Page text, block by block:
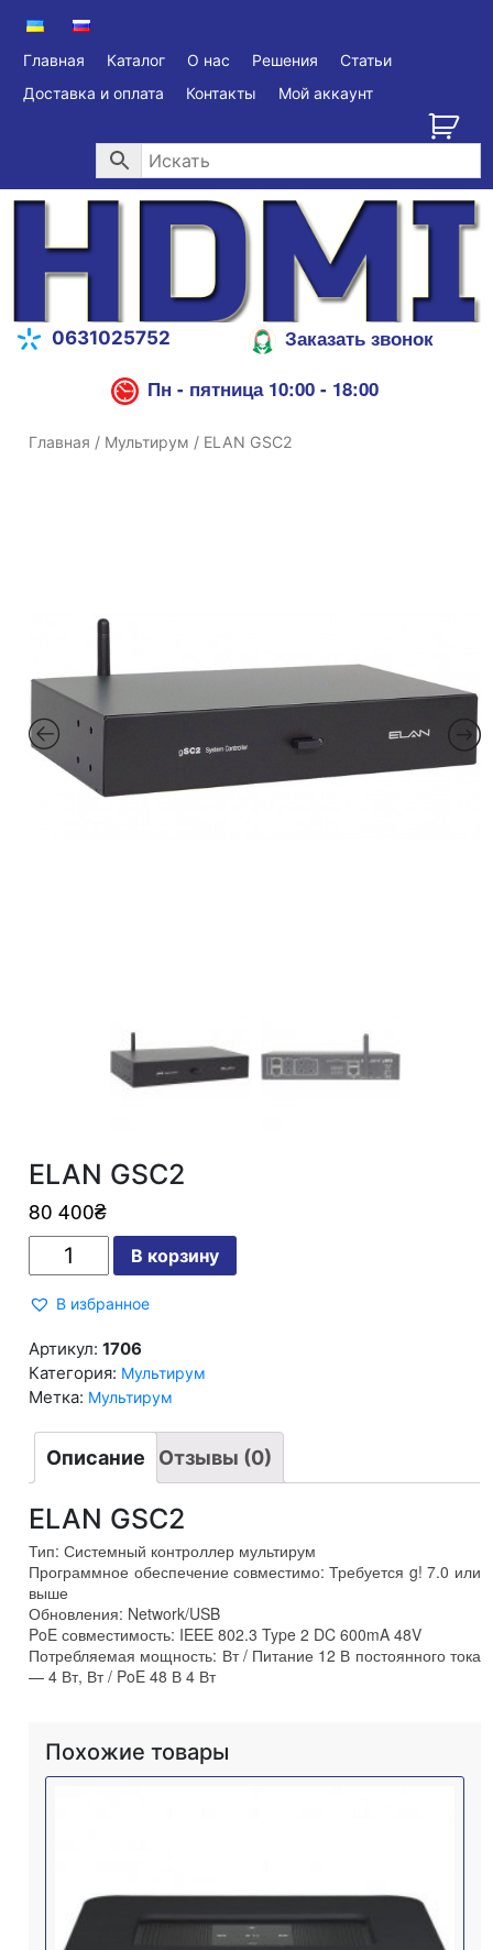
Главная Каталог О нас Решения
Статьи
Доставка и оплата
Контакты Мой аккаунт
0631025752
Заказать звонок
Пн - пятница 10:00 - 18:00
Главная / Мультирум / ELAN GSC2
ELAN GSC2
80 400₴
GSC2
В корзину
В избранное
Артикул:1706
Категория: Мультирум
Метка: Мультирум
Описание Отзывы (0)
ELAN GSC2
Тип: Системный контроллер мультирум
Программное обеспечение совместимо: Требуется g! 7.0 или
выше
Обновления: Network/USB
PoE совместимость: IEEE 802.3 Type 2 DC 600mA 48V
Потребляемая мощность: Вт / Питание 12 В постоянного тока
— 4 Вт, Вт / PoE 48 В 4 Вт
Похожие товары